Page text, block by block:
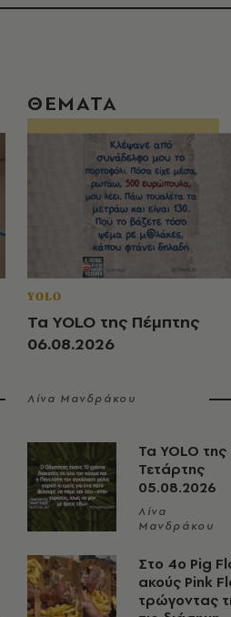
ΘΕΜΑΤΑ
YOLO
Τα YOLO της Πέμπτης
06.08.2026
Λίνα Μανδράκου
Τα YOLO της
Τετάρτης
05.08.2026
Λίνα
Μανδράκου
Στο 4ο Pig
ακούς Pink
τρώγοντας